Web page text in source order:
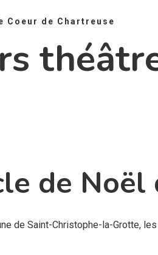
Coeur de Chartreuse
de Noël
de Saint-Christophe-la-Grotte,